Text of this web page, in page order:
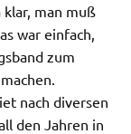
klar, man muß
war einfach,
zum
nach diversen
den Jahren in